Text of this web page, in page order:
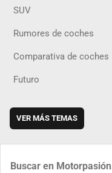
SUV
Rumores de coches
Comparativa de coches
Futuro
VER MÁS TEMAS